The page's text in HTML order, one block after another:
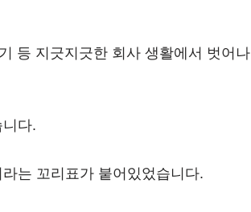
등 지긋지긋한 회사 생활에서 벗어나
다.
는 꼬리표가 붙어있었습니다.